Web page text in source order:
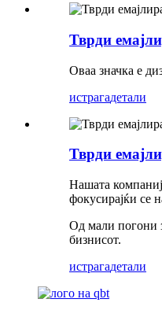
Тврди
Оваа значка е
истрагадетали
Тврди
Нашата
фокусирајќи се
Од мали погони
бизнисот.
истрагадетали